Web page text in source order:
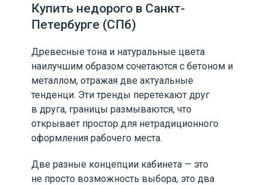
Купить недорого в Санкт-
Петербурге (СПб)
Древесные тона и натуральные цвета
наилучшим образом сочетаются с бетоном и
металлом, отражая две актуальные
тенденци. Эти тренды перетекают друг
в друга, границы размываются, что
открывает простор для нетрадиционного
оформления рабочего места.
Две разные концепции кабинета — это
не просто возможность выбора, это два